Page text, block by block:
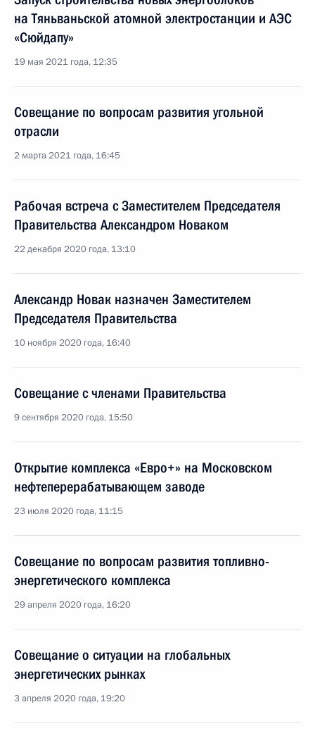
на Тяньваньской атомной электростанции и АЭС
«Сюйдапу»
19 мая 2021 года, 12:35
Совещание по вопросам развития угольной
отрасли
2 марта 2021 года, 16:45
Рабочая встреча с Заместителем Председателя
Правительства Александром Новаком
22 декабря 2020 года, 13:10
Александр Новак назначен Заместителем
Председателя Правительства
10 ноября 2020 года, 16:40
Совещание с членами Правительства
9 сентября 2020 года, 15:50
Открытие комплекса «Евро+» на Московском
нефтеперерабатывающем заводе
23 июля 2020 года, 11:15
Совещание по вопросам развития топливно-
энергетического комплекса
29 апреля 2020 года, 16:20
Совещание о ситуации на глобальных
энергетических рынках
3 апреля 2020 года, 19:20